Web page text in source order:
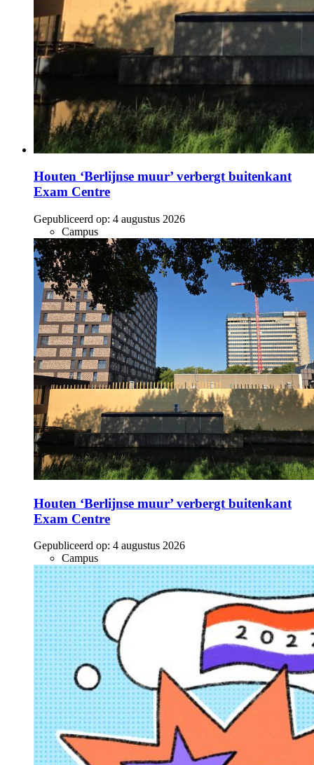
Houten ‘Berlijnse muur’ verbergt buitenkant
Exam Centre
Gepubliceerd op: 4 augustus 2026
Campus
Houten ‘Berlijnse muur’ verbergt buitenkant
Exam Centre
Gepubliceerd op: 4 augustus 2026
Campus